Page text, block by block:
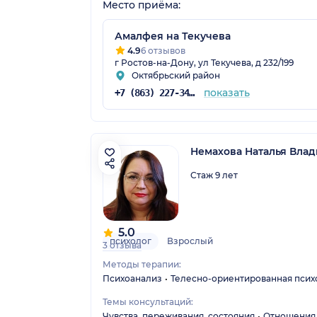
Место приёма:
Амалфея на Текучева
4.96 отзывов
г Ростов-на-Дону, ул Текучева, д 232/199
Октябрьский район
+7 (863) 227-34-26 показать
5.0
3 отзыва
Немахова Наталья
Стаж 9 лет
психолог Взрослый
Методы терапии:
Психоанализ
Телесно-ориентированная
Темы консультаций: